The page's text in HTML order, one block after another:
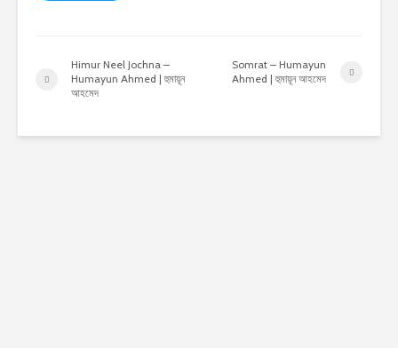
Himur Neel Jochna –
Humayun Ahmed | হুমায়ূন
আহমেদ
Somrat – Humayun
Ahmed | হুমায়ূন আহমেদ